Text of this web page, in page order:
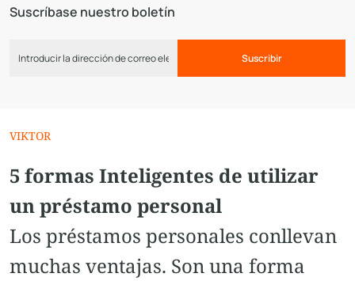
Suscríbase nuestro boletín
Suscribir
VIKTOR
5 formas Inteligentes de utilizar
un préstamo personal
Los préstamos personales conllevan
muchas ventajas. Son una forma